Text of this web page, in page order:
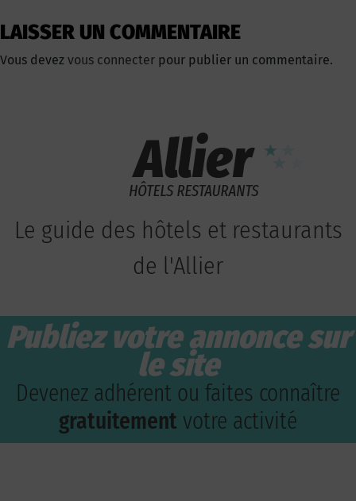
LAISSER UN COMMENTAIRE
Vous devez vous connecter pour publier un commentaire.
Le guide des hôtels et restaurants
de l'Allier
Publiez votre annonce sur
le site
Devenez adhérent ou faites connaître
gratuitement votre activité